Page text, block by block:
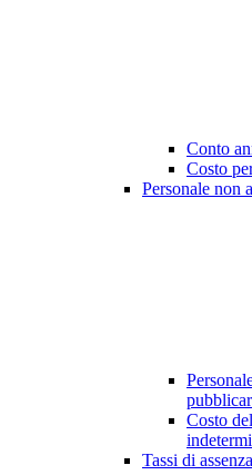
Conto
Costo
Personale non
Costo
Tassi di assenza